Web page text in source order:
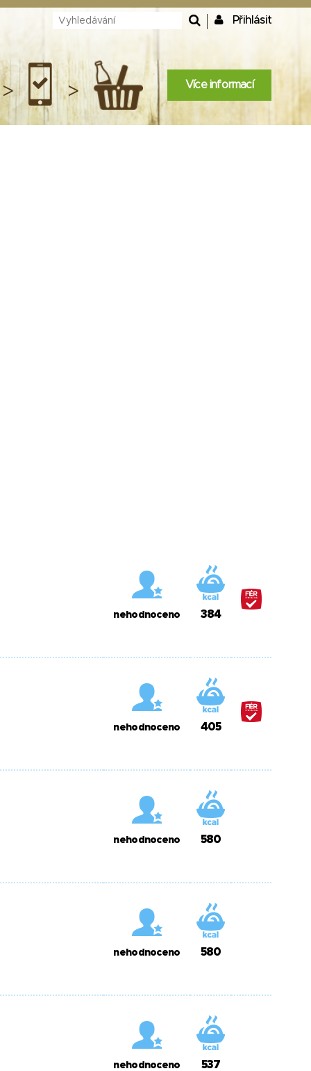
Přihlásit
> > Více informací
nehodnoceno 384
nehodnoceno 405
nehodnoceno 580
nehodnoceno 580
nehodnoceno 537